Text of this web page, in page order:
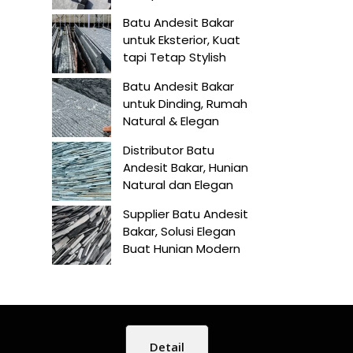
Batu Andesit Bakar
untuk Eksterior, Kuat
tapi Tetap Stylish
Batu Andesit Bakar
untuk Dinding, Rumah
Natural & Elegan
Distributor Batu
Andesit Bakar, Hunian
Natural dan Elegan
Supplier Batu Andesit
Bakar, Solusi Elegan
Buat Hunian Modern
Detail